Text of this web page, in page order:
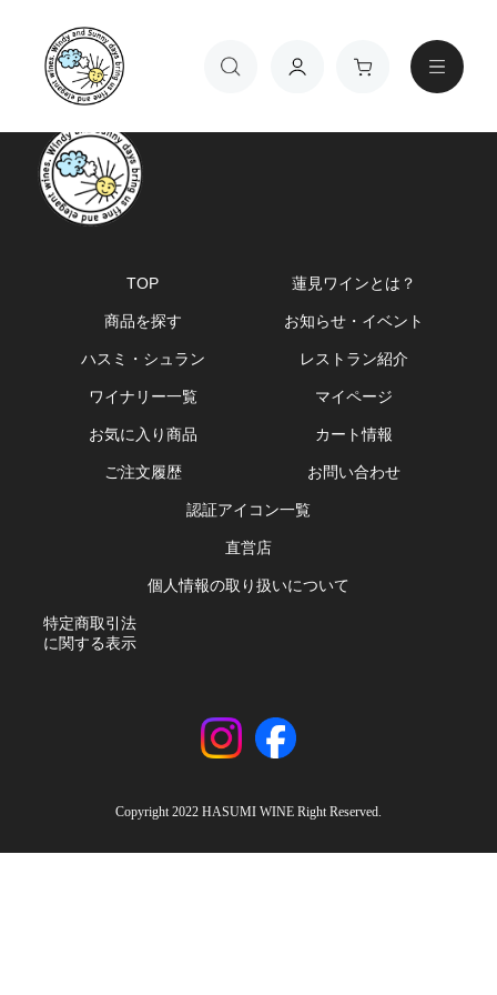
ワインの種類
金額
TOP 蓮見ワインとは？
商品を探す お知らせ・イベント
ハスミ・シュラン レストラン紹介
ワイナリー一覧 マイページ
お気に入り商品 カート情報
ご注文履歴 お問い合わせ
認証アイコン一覧
直営店
個人情報の取り扱いについて
特定商取引法
に関する表示
Copyright 2022 HASUMI WINE Right Reserved.